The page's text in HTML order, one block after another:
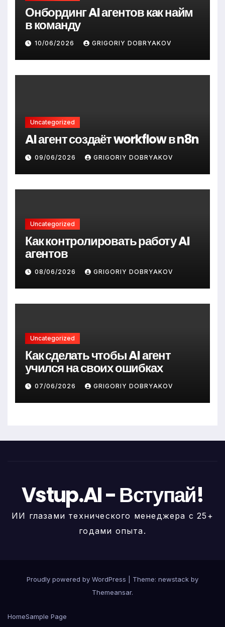
Онбординг AI агентов как найм
в команду
10/06/2026 GRIGORIY DOBRYAKOV
Uncategorized
AI агент создаёт workflow в n8n
09/06/2026 GRIGORIY DOBRYAKOV
Uncategorized
Как контролировать работу AI
агентов
08/06/2026 GRIGORIY DOBRYAKOV
Uncategorized
Как сделать чтобы AI агент
учился на своих ошибках
07/06/2026 GRIGORIY DOBRYAKOV
Vstup.AI - Вступай!
ИИ глазами технического менеджера с 25+
годами опыта.
Proudly powered by WordPress
Theme: newstack by
Themeansar.
HomeSample Page